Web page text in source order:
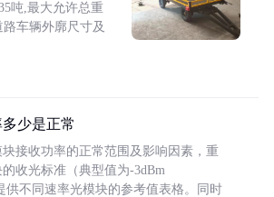
吨,最大允许总重
车辆外廓尺寸及
少是正常
接收功率的正常范围及影响因素，重
收光标准（典型值为-3dBm
供不同速率光模块的参考值表格。同时